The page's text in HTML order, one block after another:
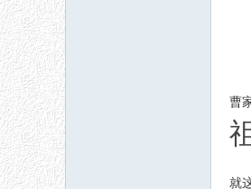
曹
就